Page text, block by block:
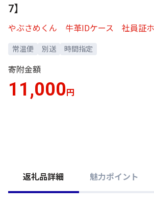
7】
やぶさめくん 牛革IDケース 社員証ホ
常温便 別送 時間指定
寄附金額
11,000 円
返礼品詳細 魅力ポイント